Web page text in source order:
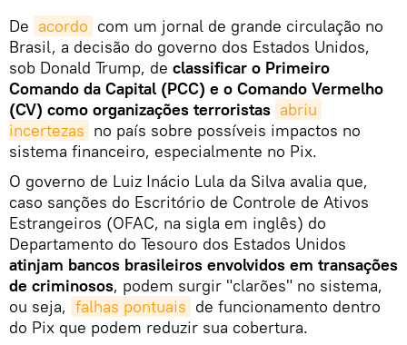
De acordo com um jornal de grande circulação no
Brasil, a decisão do governo dos Estados Unidos,
sob Donald Trump, de classificar o Primeiro
Comando da Capital (PCC) e o Comando Vermelho
(CV) como organizações terroristas abriu
incertezas no país sobre possíveis impactos no
sistema financeiro, especialmente no Pix.
O governo de Luiz Inácio Lula da Silva avalia que,
caso sanções do Escritório de Controle de Ativos
Estrangeiros (OFAC, na sigla em inglês) do
Departamento do Tesouro dos Estados Unidos
atinjam bancos brasileiros envolvidos em transações
de criminosos, podem surgir "clarões" no sistema,
ou seja, falhas pontuais de funcionamento dentro
do Pix que podem reduzir sua cobertura.